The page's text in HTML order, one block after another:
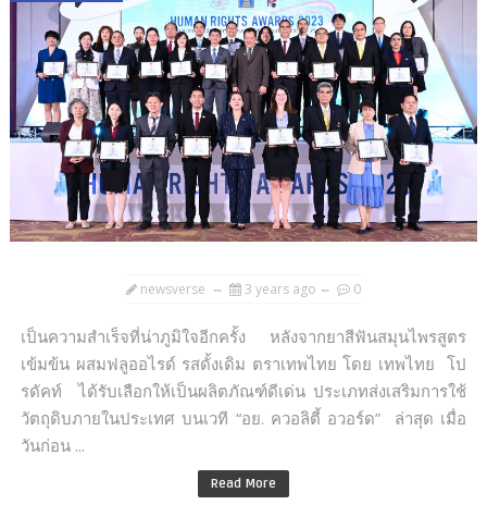
newsverse 3 years ago 0
เป็นความสำเร็จที่น่าภูมิใจอีกครั้ง หลังจากยาสีฟันสมุนไพรสูตร
เข้มข้น ผสมฟลูออไรด์ รสดั้งเดิม ตราเทพไทย โดย เทพไทย โป
รดัคท์ ได้รับเลือกให้เป็นผลิตภัณฑ์ดีเด่น ประเภทส่งเสริมการใช้
วัตถุดิบภายในประเทศ บนเวที “อย. ควอลิตี้ อวอร์ด” ล่าสุด เมื่อ
วันก่อน ...
Read More